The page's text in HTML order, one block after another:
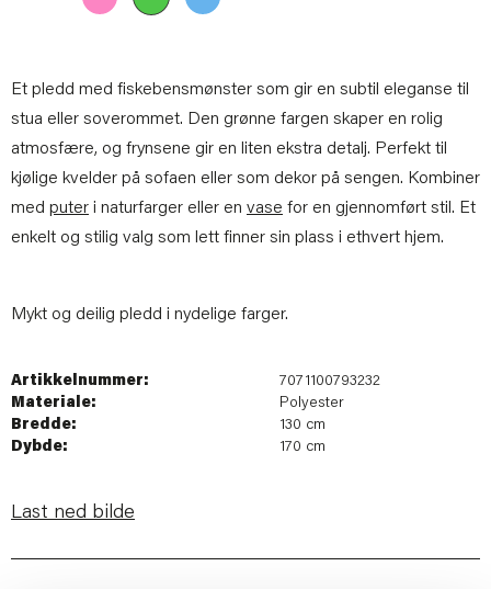
Et pledd med fiskebensmønster som gir en subtil eleganse til
stua eller soverommet. Den grønne fargen skaper en rolig
atmosfære, og frynsene gir en liten ekstra detalj. Perfekt til
kjølige kvelder på sofaen eller som dekor på sengen. Kombiner
med puter i naturfarger eller en vase for en gjennomført stil. Et
enkelt og stilig valg som lett finner sin plass i ethvert hjem.
Mykt og deilig pledd i nydelige farger.
Artikkelnummer:
7071100793232
Materiale:
Polyester
Bredde:
130 cm
Dybde:
170 cm
Last ned bilde